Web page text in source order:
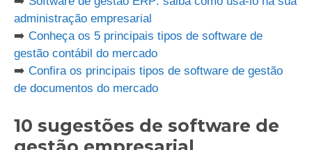
administração empresarial
➡️ Conheça os 5 principais tipos de software de
gestão contábil do mercado
➡️ Confira os principais tipos de software de gestão
de documentos do mercado
10 sugestões de software de